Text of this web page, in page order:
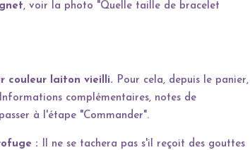
, voir la photo "Quelle taille de bracelet
couleur laiton vieilli. Pour cela, depuis le panier,
complémentaires, notes de
à l'étape "Commander".
: Il ne se tachera pas s'il reçoit des gouttes